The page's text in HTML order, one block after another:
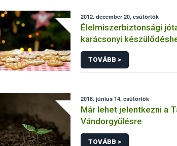
2012. december 20, csütörtök
Élelmiszerbiztonsági
karácsonyi
TOVÁBB >
2018. június 14, csütörtök
Már lehet jelentkezni a
Vándorgyűlésre
TOVÁBB >